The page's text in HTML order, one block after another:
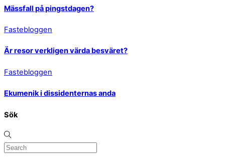
Mässfall på pingstdagen?
Fastebloggen
Är resor verkligen värda besväret?
Fastebloggen
Ekumenik i dissidenternas anda
Sök